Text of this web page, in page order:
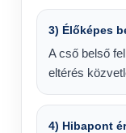
3) Élőképes
A cső belső
eltérés
4) Hibapont